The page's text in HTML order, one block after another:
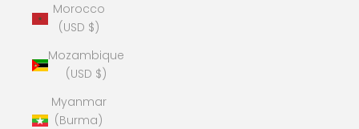
Morocco
(USD $)
Mozambique
(USD $)
Myanmar
(Burma)